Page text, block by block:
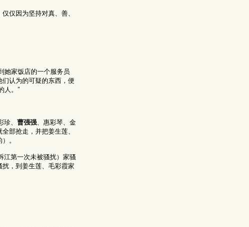
仅因为坚持对真、善、
她家饭店的一个服务员
认为的可疑的东西，便
人。”
、 曹强强 、惠彩琴、金
部抢走，并把姜生莲、
。
江第一次未被骚扰）家骚
，到姜生莲、毛彩霞家